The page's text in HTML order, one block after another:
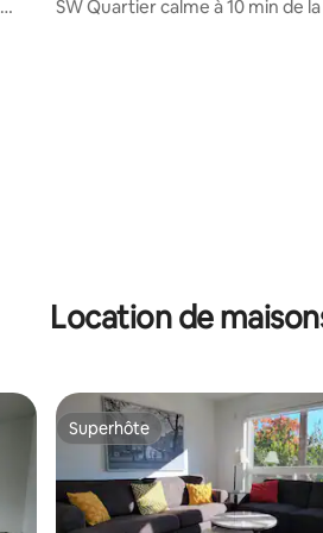
SW Quartier calme à 10 min de
Location de
Superhôte
Superhôte